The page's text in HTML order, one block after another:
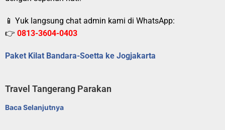
📱 Yuk langsung chat admin kami di WhatsApp:
👉 0813-3604-0403
Paket Kilat Bandara-Soetta ke Jogjakarta
Travel Tangerang Parakan
Baca Selanjutnya